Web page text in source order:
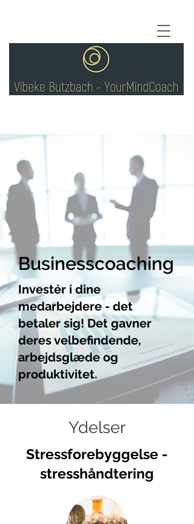
Businesscoaching
Investér i dine
medarbejdere - det
betaler sig! Det gavner
deres velbefindende,
arbejdsglæde og
produktivitet.
Ydelser
Stressforebyggelse -
stresshåndtering